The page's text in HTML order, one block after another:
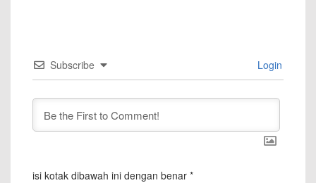
Subscribe Login
isi kotak dibawah ini dengan benar *